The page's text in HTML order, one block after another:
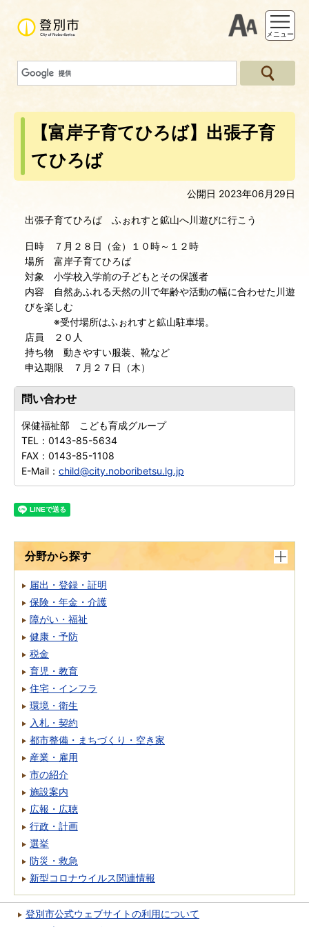
支援ツー
メニュー
【富岸子育てひろば】出張子育
てひろば
公開日 2023年06月29日
出張子育てひろば ふぉれすと鉱山へ川遊びに行こう
日時 ７月２８日（金）１０時～１２時
場所 富岸子育てひろば
対象 小学校入学前の子どもとその保護者
内容 自然あふれる天然の川で年齢や活動の幅に合わせた川遊
びを楽しむ
※受付場所はふぉれすと鉱山駐車場。
店員 ２０人
持ち物 動きやすい服装、靴など
申込期限 ７月２７日（木）
問い合わせ
保健福祉部 こども育成グループ
TEL： 0143-85-5634
FAX： 0143-85-1108
E-Mail： child@city.noboribetsu.lg.jp
分野から探す
届出・登録・証明
保険・年金・介護
障がい・福祉
健康・予防
税金
育児・教育
住宅・インフラ
環境・衛生
入札・契約
都市整備・まちづくり・空き家
産業・雇用
市の紹介
施設案内
広報・広聴
行政・計画
選挙
防災・救急
新型コロナウイルス関連情報
登別市公式ウェブサイトの利用について